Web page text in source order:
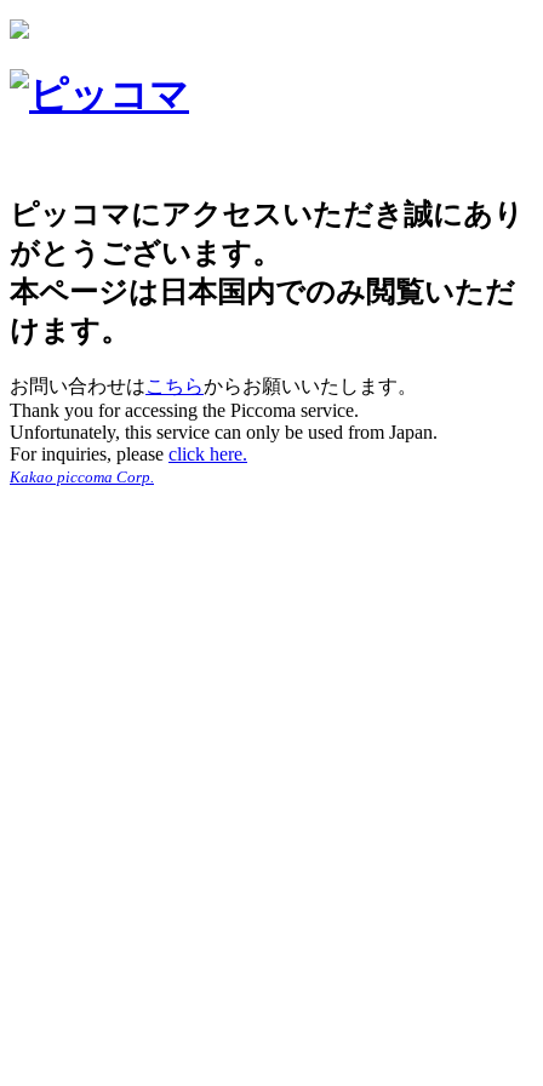
ピッコマにアクセスいただき誠にあり
がとうございます。
本ページは日本国内でのみ閲覧いただ
けます。
お問い合わせはこちらからお願いいたします。
Thank you for accessing the Piccoma service.
Unfortunately, this service can only be used from Japan.
For inquiries, please click here.
Kakao piccoma Corp.